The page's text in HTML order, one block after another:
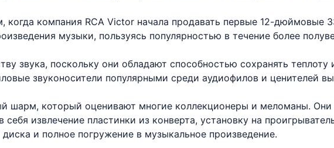
когда компания RCA Victor начала продавать первые 12-дюймовые
музыки, пользуясь популярностью в течение более
звука, поскольку они обладают способностью сохранять теплоту
звуконосители популярными среди аудиофилов и ценителей
шарм, который оценивают многие коллекционеры и меломаны. Они
извлечение пластинки из конверта, установку на
и полное погружение в музыкальное произведение.